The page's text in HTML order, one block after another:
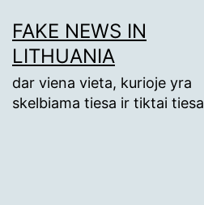
prie
turinio
FAKE NEWS IN
LITHUANIA
dar viena vieta, kurioje yra
skelbiama tiesa ir tiktai tiesa